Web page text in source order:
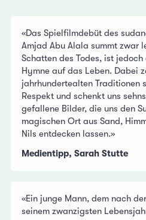
«Das Spielfilmdebüt des
Amjad Abu Alala summt zwar
Schatten des Todes, ist
Hymne auf das Leben. Dabei
jahrhundertealten Traditionen
Respekt und schenkt uns
gefallene Bilder, die uns den
magischen Ort aus Sand,
Nils entdecken lassen.»
Medientipp, Sarah Stutte
«Ein junge Mann, dem nach
seinem zwanzigsten